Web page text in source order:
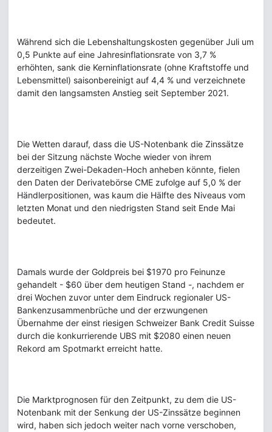
Während sich die Lebenshaltungskosten gegenüber Juli um
0,5 Punkte auf eine Jahresinflationsrate von 3,7 %
erhöhten, sank die Kerninflationsrate (ohne Kraftstoffe und
Lebensmittel) saisonbereinigt auf 4,4 % und verzeichnete
damit den langsamsten Anstieg seit September 2021.
Die Wetten darauf, dass die US-Notenbank die Zinssätze
bei der Sitzung nächste Woche wieder von ihrem
derzeitigen Zwei-Dekaden-Hoch anheben könnte, fielen
den Daten der Derivatebörse CME zufolge auf 5,0 % der
Händlerpositionen, was kaum die Hälfte des Niveaus vom
letzten Monat und den niedrigsten Stand seit Ende Mai
bedeutet.
Damals wurde der Goldpreis bei $1970 pro Feinunze
gehandelt - $60 über dem heutigen Stand -, nachdem er
drei Wochen zuvor unter dem Eindruck regionaler US-
Bankenzusammenbrüche und der erzwungenen
Übernahme der einst riesigen Schweizer Bank Credit Suisse
durch die konkurrierende UBS mit $2080 einen neuen
Rekord am Spotmarkt erreicht hatte.
Die Marktprognosen für den Zeitpunkt, zu dem die US-
Notenbank mit der Senkung der US-Zinssätze beginnen
wird, haben sich jedoch weiter nach vorne verschoben,